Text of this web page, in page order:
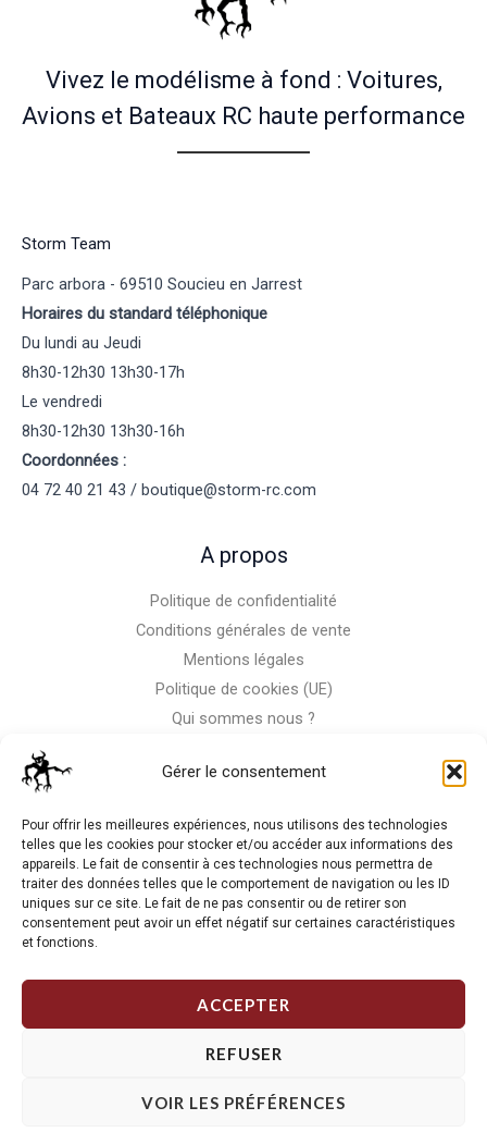
Gérer le consentement
Pour offrir les meilleures expériences, nous utilisons des technologies
telles que les cookies pour stocker et/ou accéder aux informations des
appareils. Le fait de consentir à ces technologies nous permettra de
traiter des données telles que le comportement de navigation ou les ID
uniques sur ce site. Le fait de ne pas consentir ou de retirer son
consentement peut avoir un effet négatif sur certaines caractéristiques
et fonctions.
ACCEPTER
REFUSER
VOIR LES PRÉFÉRENCES
Vivez le modélisme à fond : Voitures,
Avions et Bateaux RC haute performance
Storm Team
Parc arbora - 69510 Soucieu en Jarrest
Horaires du standard téléphonique
Du lundi au Jeudi
8h30-12h30 13h30-17h
Le vendredi
8h30-12h30 13h30-16h
Coordonnées :
04 72 40 21 43 / boutique@storm-rc.com
A propos
Politique de confidentialité
Conditions générales de vente
Mentions légales
Politique de cookies (UE)
Qui sommes nous ?
La RC n'est pas notre seule passion, venez visiter notre shop
de motos
Copyright © 2026 Storm RC. Powered by Storm Team.